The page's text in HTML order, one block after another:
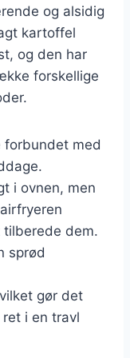
og alsidig
kartoffel
og den har
forskellige
forbundet med
i ovnen, men
dem.
sprød
gør det
i en travl